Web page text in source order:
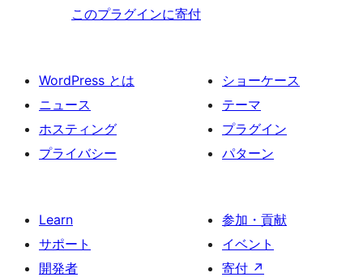
このプラグインに寄付
WordPress とは
ニュース
ホスティング
プライバシー
ショーケース
テーマ
プラグイン
パターン
Learn
サポート
開発者
参加・貢献
イベント
寄付 ↗